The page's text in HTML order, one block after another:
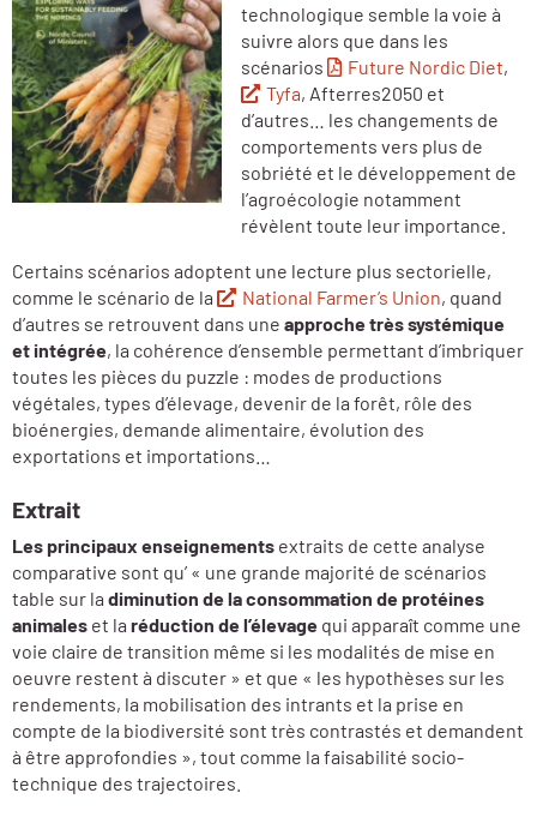
technologique semble la voie à
suivre alors que dans les
scénarios
Future Nordic Diet,
Tyfa, Afterres2050 et
d’autres… les changements de
comportements vers plus de
sobriété et le développement de
l’agroécologie notamment
révèlent toute leur importance.
Certains scénarios adoptent une lecture plus sectorielle,
comme le scénario de la
National Farmer’s Union, quand
d’autres se retrouvent dans une approche très systémique
et intégrée, la cohérence d’ensemble permettant d’imbriquer
toutes les pièces du puzzle : modes de productions
végétales, types d’élevage, devenir de la forêt, rôle des
bioénergies, demande alimentaire, évolution des
exportations et importations…
Extrait
Les principaux enseignements extraits de cette analyse
comparative sont qu’ « une grande majorité de scénarios
table sur la diminution de la consommation de protéines
animales et la réduction de l’élevage qui apparaît comme une
voie claire de transition même si les modalités de mise en
oeuvre restent à discuter » et que « les hypothèses sur les
rendements, la mobilisation des intrants et la prise en
compte de la biodiversité sont très contrastés et demandent
à être approfondies », tout comme la faisabilité socio-
technique des trajectoires.